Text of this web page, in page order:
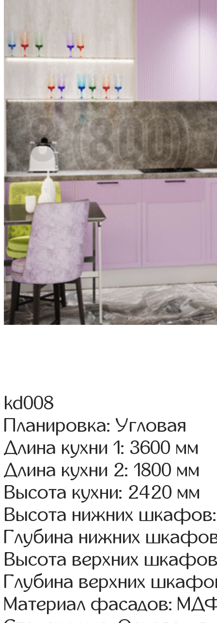
kd008
Планировка: Угловая
Длина кухни 1: 3600 мм
Длина кухни 2: 1800 мм
Высота кухни: 2420 мм
Высота нижних
Глубина нижних
Высота верхних
Глубина верхних
Материал фасадов: